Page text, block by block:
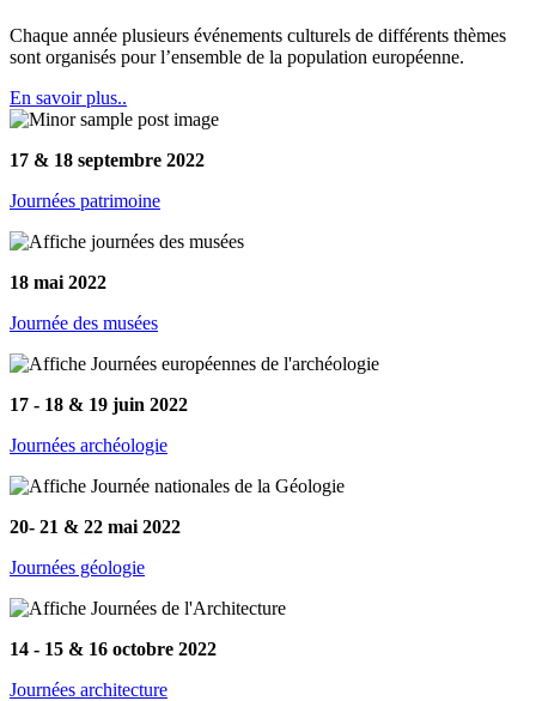
Chaque année plusieurs événements culturels de différents thèmes
sont organisés pour l’ensemble de la population européenne.
En savoir plus..
17 & 18 septembre 2022
Journées patrimoine
18 mai 2022
Journée des musées
17 - 18 & 19 juin 2022
Journées archéologie
20- 21 & 22 mai 2022
Journées géologie
14 - 15 & 16 octobre 2022
Journées architecture